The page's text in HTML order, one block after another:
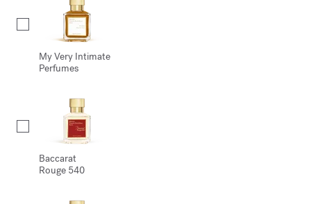
My Very Intimate
Perfumes
Baccarat
Rouge 540